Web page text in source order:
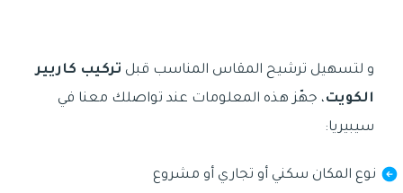
و لتسهيل ترشيح المقاس المناسب قبل تركيب كاريير
الكويت، جهّز هذه المعلومات عند تواصلك معنا في
سيبيريا:
نوع المكان سكني أو تجاري أو مشروع